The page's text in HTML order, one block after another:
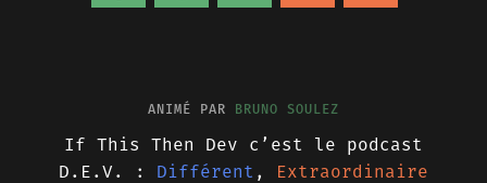
ANIMÉ PAR BRUNO SOULEZ
If This Then Dev c’est le podcast
D.E.V. : Différent ,
Extraordinaire